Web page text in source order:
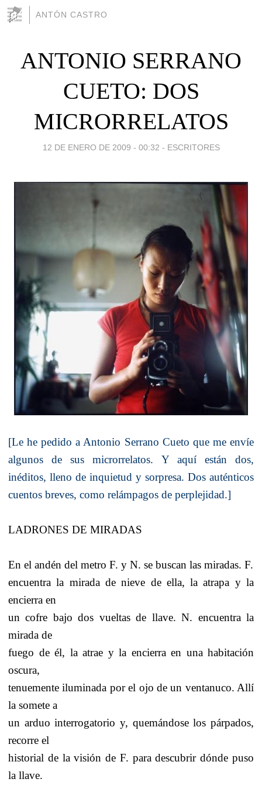
ANTÓN CASTRO
ANTONIO SERRANO
CUETO: DOS
MICRORRELATOS
12 DE ENERO DE 2009 - 00:32 - ESCRITORES
[Le he pedido a Antonio Serrano Cueto que me envíe
algunos de sus microrrelatos. Y aquí están dos,
inéditos, lleno de inquietud y sorpresa. Dos auténticos
cuentos breves, como relámpagos de perplejidad.]
LADRONES DE MIRADAS
En el andén del metro F. y N. se buscan las miradas. F.
encuentra la mirada de nieve de ella, la atrapa y la
encierra en
un cofre bajo dos vueltas de llave. N. encuentra la
mirada de
fuego de él, la atrae y la encierra en una habitación
oscura,
tenuemente iluminada por el ojo de un ventanuco. Allí
la somete a
un arduo interrogatorio y, quemándose los párpados,
recorre el
historial de la visión de F. para descubrir dónde puso
la llave.